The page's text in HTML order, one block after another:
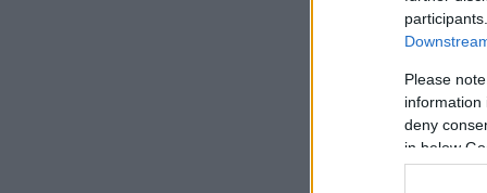
Please
information
deny
in below